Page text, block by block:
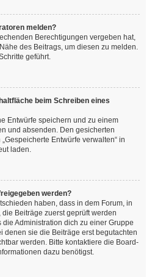
melden?
Berechtigungen vergeben hat,
des Beitrags, um diesen zu melden.
geführt.
beim Schreiben eines
Entwürfe speichern und zu einem
und absenden. Den gesicherten
Entwürfe verwalten“ in
laden.
werden?
haben, dass in dem Forum, in
Beiträge zuerst geprüft werden
Administration dich zu einer Gruppe
denen sie die Beiträge erst begutachten
werden. Bitte kontaktiere die Board-
dazu benötigst.